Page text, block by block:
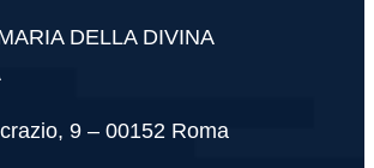
DELLA DIVINA
9 – 00152 Roma